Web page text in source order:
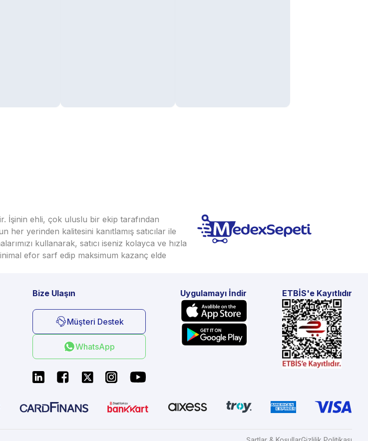
İşinin ehli, çok uluslu bir ekip tarafından
yerinden kalitesini kanıtlamış satıcılar ile
kullanarak, satıcı iseniz kolayca ve hızla
efor sarf edip maksimum kazanç elde
Bize Ulaşın
Müşteri Destek
WhatsApp
Uygulamayı İndir ETBİS'e Kayıtlıdır